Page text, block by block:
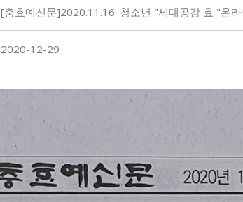
[충효예신문]2020.11.16_청소년 "세대공감 효 "온라
2020-12-29